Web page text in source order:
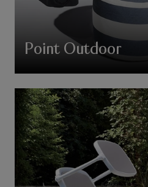
Point Outdoor